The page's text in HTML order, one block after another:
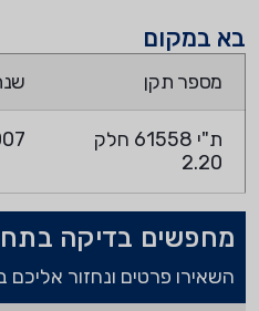
בא במקום
מספר תקן
ת"י 61558 חלק
2.20
מחפשים בדיקה
השאירו פרטים ונחזור